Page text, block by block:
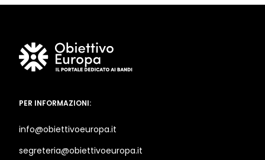
PER INFORMAZIONI:
info@obiettivoeuropa.it
segreteria@obiettivoeuropa.it